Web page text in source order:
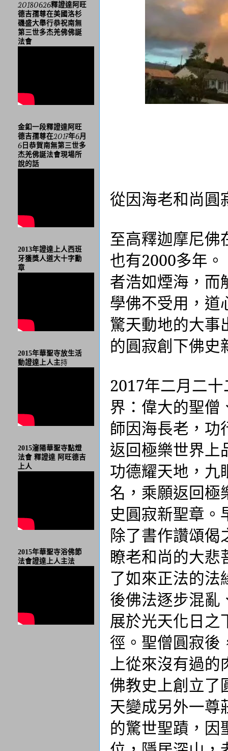
從因海老和尚圓
至高釋迦摩尼佛
也有2000多年
者浩如煙海，而
學佛不受用，道
驚天動地的大事
的圓寂創下佛史
2017年二月二
界：偉大的聖僧
師因海長老，功
返回極樂世界上
功德耀天地，九
名，乘願返回極
史圓寂新聖章。
除了書作讚頌偈
瞭老和尚的大悲
了如來正法的法
後佛法逐步混亂
展於光天化日之
徑。聖僧圓寂後
上從來沒有過的
佛教史上創立了
天變成另外一尊
的驚世聖蹟，因
20180626釋證達阿旺
德吉孺尊在美國洛杉
磯盛大舉行恭祝南無
第三世多杰羌佛佛誕
法會
金釦一段釋證達阿旺
德吉孺尊在2017年6月
6日恭賀南無第三世多
杰羌佛誕法會現場所
說的話
2013年證達上人西班
牙獲獎人道大十字勳
章
2015年華聖寺放生活
動證達上人主持
2015瀋陽華聖寺點燈
法會 釋證達 阿旺德吉
上人
2015年華聖寺浴佛節
法會證達上人主法